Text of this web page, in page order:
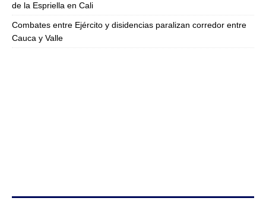
de la Espriella en Cali
Combates entre Ejército y disidencias paralizan corredor entre
Cauca y Valle